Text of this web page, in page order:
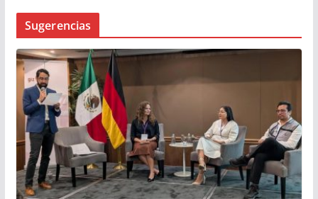
Busqueda
Sugerencias